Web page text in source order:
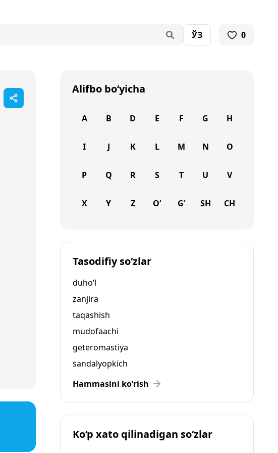
ЎЗ 0
Alifbo bo‘yicha
A B D E F G H
I J K L M N O
P Q R S T U V
X Y Z O‘ G‘ SH CH
Tasodifiy so‘zlar
duho‘l
zanjira
taqashish
mudofaachi
geteromastiya
sandalyopkich
Hammasini ko‘rish
Ko‘p xato qilinadigan so‘zlar